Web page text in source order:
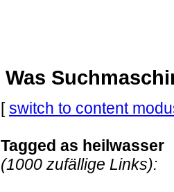
Was
[switch to content
Tagged as heilwasser
(1000 zufällige Links):